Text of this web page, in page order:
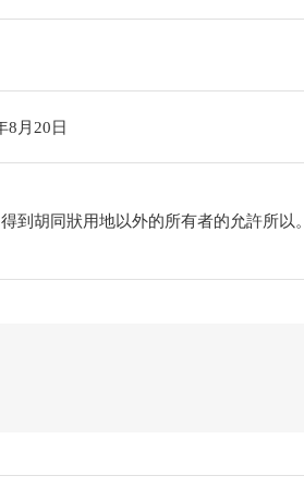
8月20日
胡同狀用地以外的所有者的允許所以。